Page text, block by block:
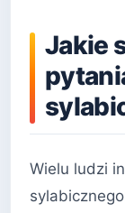
Jakie
Wielu ludzi